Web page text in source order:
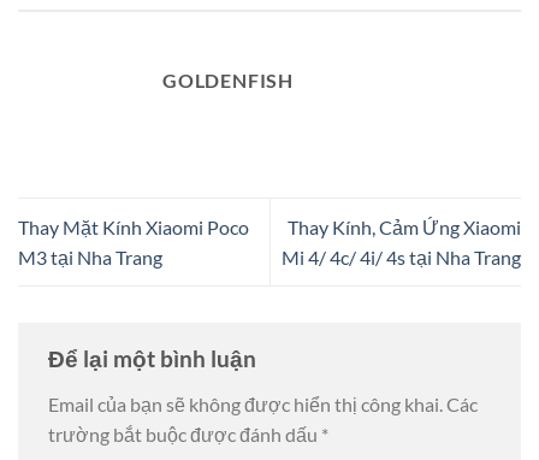
GOLDENFISH
Thay Mặt Kính Xiaomi Poco
M3 tại Nha Trang
Thay Kính, Cảm Ứng Xiaomi
Mi 4/ 4c/ 4i/ 4s tại Nha Trang
Để lại một bình luận
Email của bạn sẽ không được hiển thị công khai.Các
trường bắt buộc được đánh dấu *